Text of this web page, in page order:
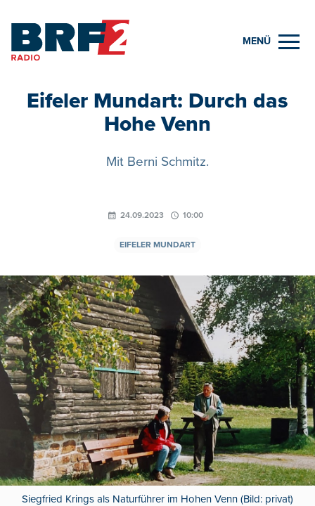
MENÜ
Eifeler Mundart: Durch das
Hohe Venn
Mit Berni Schmitz.
24.09.2023 10:00
EIFELER MUNDART
Siegfried Krings als Naturführer im Hohen Venn (Bild: privat)